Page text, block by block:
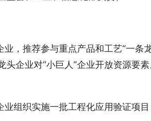
业，推荐参与重点产品和工艺“一条
头企业对“小巨人”企业开放资源要
业组织实施一批工程化应用验证项